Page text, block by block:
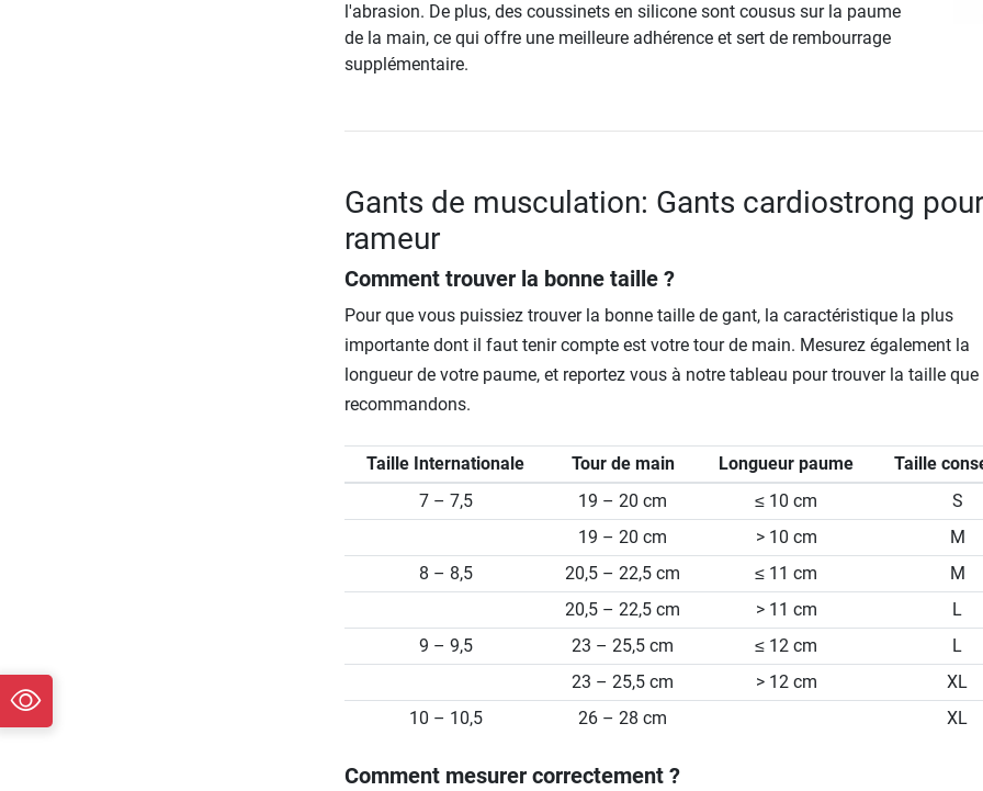
l'abrasion. De plus, des coussinets en silicone sont cousus sur la paume
de la main, ce qui offre une meilleure adhérence et sert de rembourrage
supplémentaire.
Gants de musculation: Gants cardiostrong pour
rameur
Comment trouver la bonne taille ?
Pour que vous puissiez trouver la bonne taille de gant, la caractéristique la plus
importante dont il faut tenir compte est votre tour de main. Mesurez également la
longueur de votre paume, et reportez vous à notre tableau pour trouver la taille
recommandons.
Taille Internationale Tour de main Longueur paume
Taille
7 – 7,5
19 – 20 cm ≤ 10 cm
S
19 – 20 cm
> 10 cm
M
8 – 8,5
20,5 – 22,5 cm ≤ 11 cm
M
20,5 – 22,5 cm
> 11 cm
L
9 – 9,5
23 – 25,5 cm ≤ 12 cm
L
23 – 25,5 cm
> 12 cm
XL
10 – 10,5
26 – 28 cm XL
Comment mesurer correctement ?